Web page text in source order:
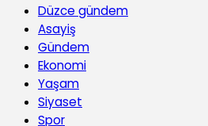
Düzce gündem
Asayiş
Gündem
Ekonomi
Yaşam
Siyaset
Spor